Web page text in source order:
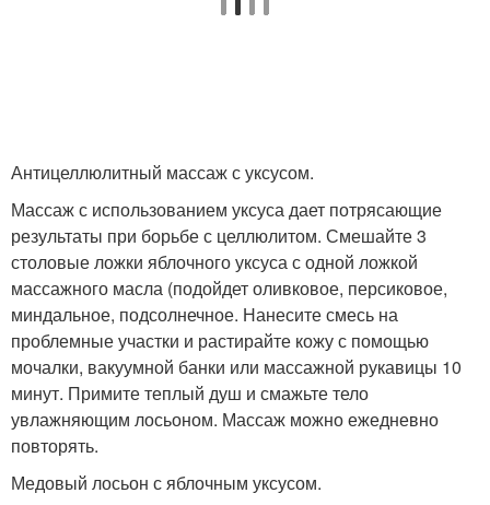
Антицеллюлитный массаж с уксусом.
Массаж с использованием уксуса дает потрясающие
результаты при борьбе с целлюлитом. Смешайте 3
столовые ложки яблочного уксуса с одной ложкой
массажного масла (подойдет оливковое, персиковое,
миндальное, подсолнечное. Нанесите смесь на
проблемные участки и растирайте кожу с помощью
мочалки, вакуумной банки или массажной рукавицы 10
минут. Примите теплый душ и смажьте тело
увлажняющим лосьоном. Массаж можно ежедневно
повторять.
Медовый лосьон с яблочным уксусом.